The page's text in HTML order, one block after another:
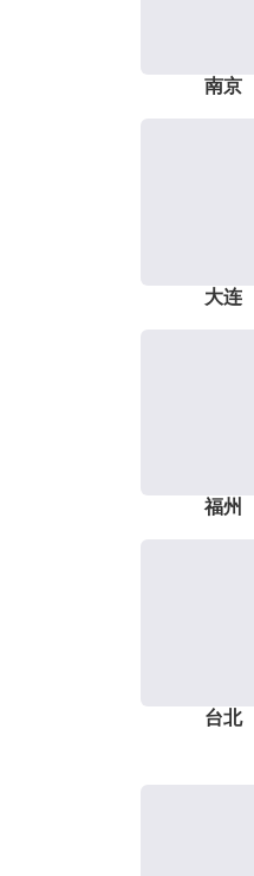
南京
大连
福州
台北